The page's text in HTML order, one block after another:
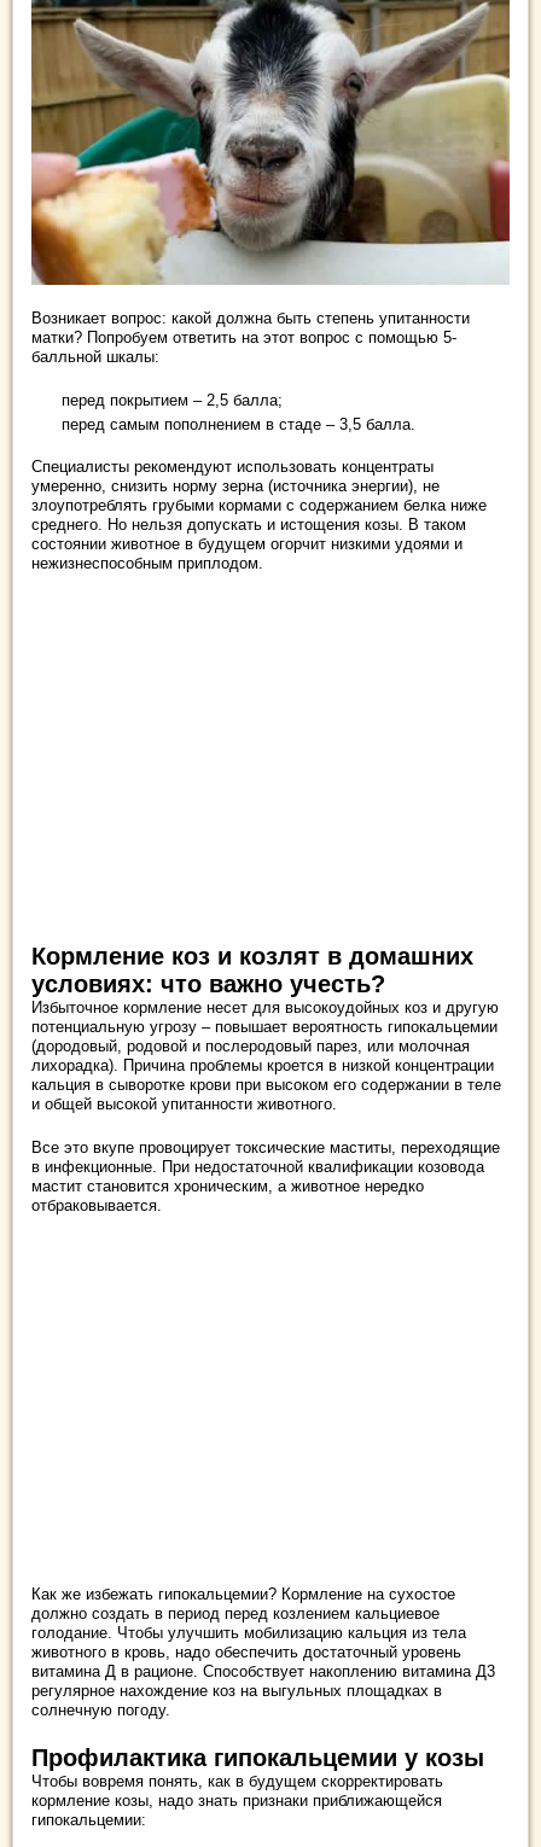
Возникает вопрос: какой должна быть степень упитанности
матки? Попробуем ответить на этот вопрос с помощью 5-
балльной шкалы:
перед покрытием – 2,5 балла;
перед самым пополнением в стаде – 3,5 балла.
Специалисты рекомендуют использовать концентраты
умеренно, снизить норму зерна (источника энергии), не
злоупотреблять грубыми кормами с содержанием белка ниже
среднего. Но нельзя допускать и истощения козы. В таком
состоянии животное в будущем огорчит низкими удоями и
нежизнеспособным приплодом.
Кормление коз и козлят в домашних
условиях: что важно учесть?
Избыточное кормление несет для высокоудойных коз и другую
потенциальную угрозу – повышает вероятность гипокальцемии
(дородовый, родовой и послеродовый парез, или молочная
лихорадка). Причина проблемы кроется в низкой концентрации
кальция в сыворотке крови при высоком его содержании в теле
и общей высокой упитанности животного.
Все это вкупе провоцирует токсические маститы, переходящие
в инфекционные. При недостаточной квалификации козовода
мастит становится хроническим, а животное нередко
отбраковывается.
Как же избежать гипокальцемии? Кормление на сухостое
должно создать в период перед козлением кальциевое
голодание. Чтобы улучшить мобилизацию кальция из тела
животного в кровь, надо обеспечить достаточный уровень
витамина Д в рационе. Способствует накоплению витамина Д3
регулярное нахождение коз на выгульных площадках в
солнечную погоду.
Профилактика гипокальцемии у козы
Чтобы вовремя понять, как в будущем скорректировать
кормление козы, надо знать признаки приближающейся
гипокальцемии: